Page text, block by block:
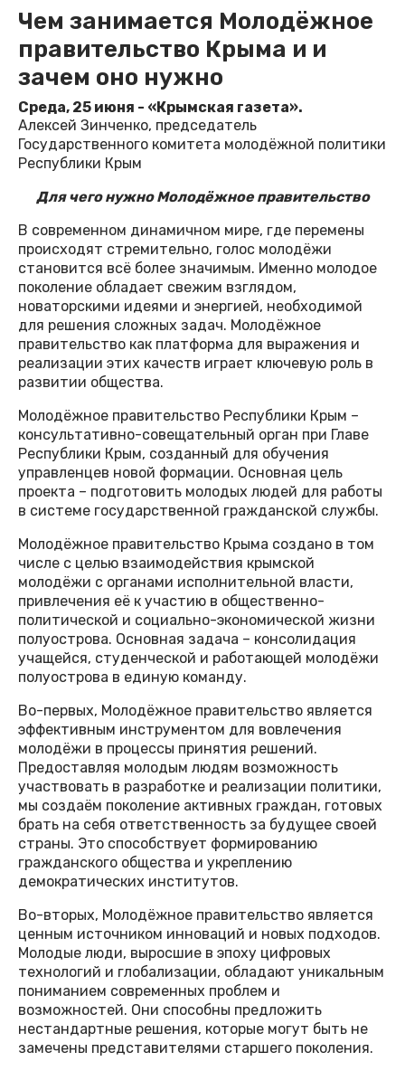
Чем занимается Молодёжное
правительство Крыма и и
зачем оно нужно
Среда, 25 июня - «Крымская газета».
Алексей Зинченко, председатель
Государственного комитета молодёжной политики
Республики Крым
Для чего нужно Молодёжное правительство
В современном динамичном мире, где перемены
происходят стремительно, голос молодёжи
становится всё более значимым. Именно молодое
поколение обладает свежим взглядом,
новаторскими идеями и энергией, необходимой
для решения сложных задач. Молодёжное
правительство как платформа для выражения и
реализации этих качеств играет ключевую роль в
развитии общества.
Молодёжное правительство Республики Крым –
консультативно-совещательный орган при Главе
Республики Крым, созданный для обучения
управленцев новой формации. Основная цель
проекта – подготовить молодых людей для работы
в системе государственной гражданской службы.
Молодёжное правительство Крыма создано в том
числе с целью взаимодействия крымской
молодёжи с органами исполнительной власти,
привлечения её к участию в общественно-
политической и социально-экономической жизни
полуострова. Основная задача – консолидация
учащейся, студенческой и работающей молодёжи
полуострова в единую команду.
Во-первых, Молодёжное правительство является
эффективным инструментом для вовлечения
молодёжи в процессы принятия решений.
Предоставляя молодым людям возможность
участвовать в разработке и реализации политики,
мы создаём поколение активных граждан, готовых
брать на себя ответственность за будущее своей
страны. Это способствует формированию
гражданского общества и укреплению
демократических институтов.
Во-вторых, Молодёжное правительство является
ценным источником инноваций и новых подходов.
Молодые люди, выросшие в эпоху цифровых
технологий и глобализации, обладают уникальным
пониманием современных проблем и
возможностей. Они способны предложить
нестандартные решения, которые могут быть не
замечены представителями старшего поколения.